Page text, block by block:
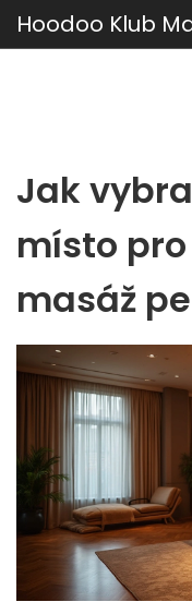
Hoodoo Klub
Jak
místo
masáž